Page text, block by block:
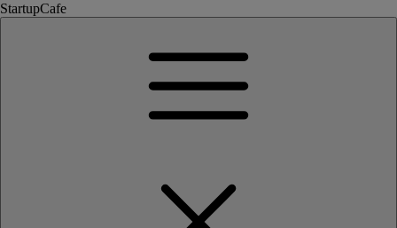
StartupCafe